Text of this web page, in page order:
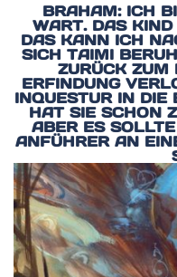
BRAHAM: ICH
WART. DAS
DAS KANN ICH
SICH TAIMI
ZURÜCK ZUM
ERFINDUNG
INQUESTUR IN DIE
HAT SIE SCHON
ABER ES
ANFÜHRER AN